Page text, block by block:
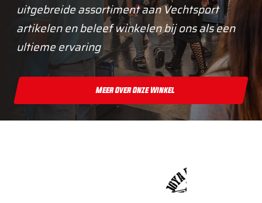
uitgebreide assortiment aan Vechtsport
artikelen en beleef winkelen bij ons als een
ultieme ervaring
Meer Over Onze Winkel